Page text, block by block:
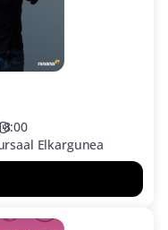
Elkargunea